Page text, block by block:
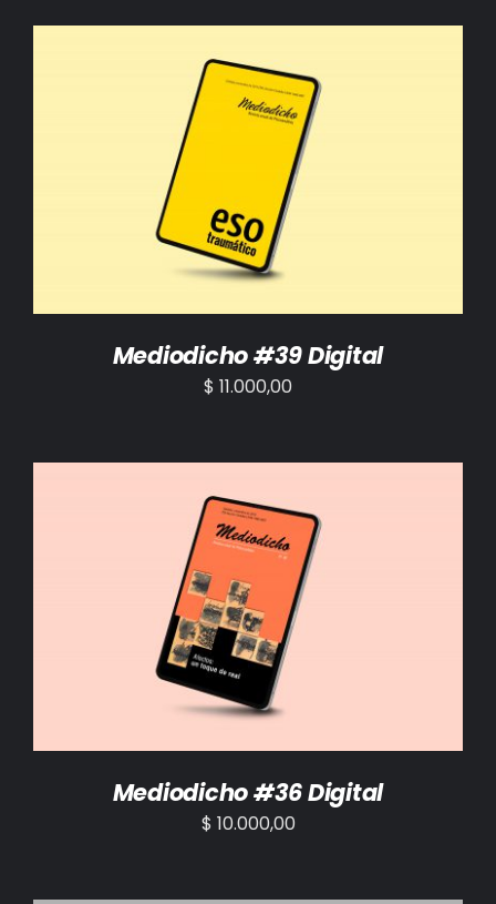
AÑADIR AL CARRITO /
Mediodicho #39 Digital
$ 11.000,00
AÑADIR AL CARRITO /
Mediodicho #36 Digital
$ 10.000,00